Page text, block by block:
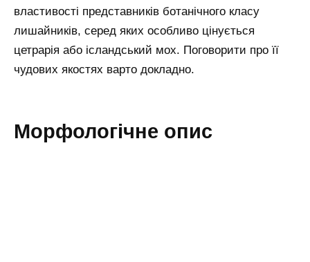
властивості представників ботанічного класу
лишайників, серед яких особливо цінується
цетрарія або ісландський мох. Поговорити про її
чудових якостях варто докладно.
Морфологічне опис